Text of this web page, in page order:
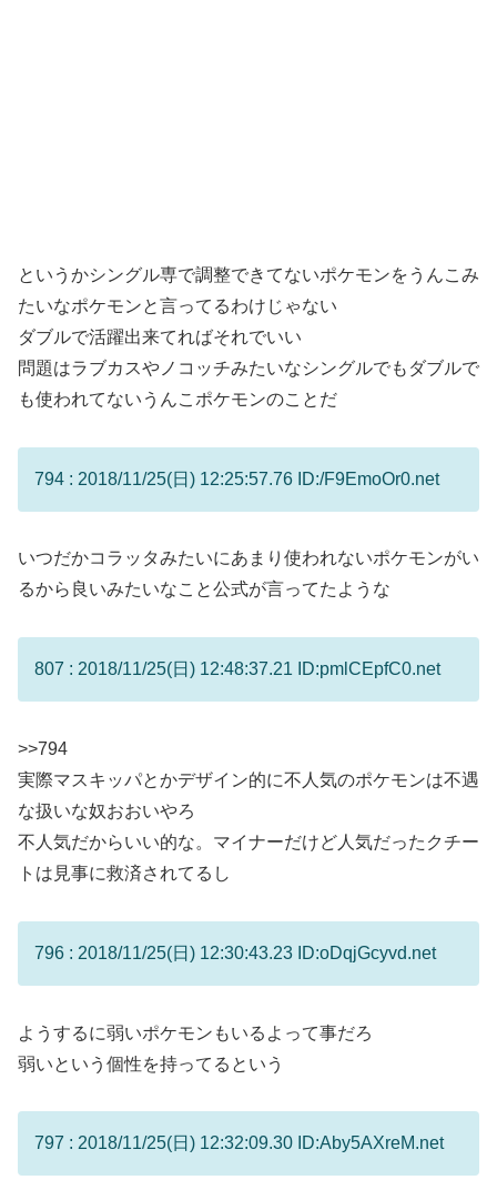
というかシングル専で調整できてないポケモンをうんこみ
たいなポケモンと言ってるわけじゃない
ダブルで活躍出来てればそれでいい
問題はラブカスやノコッチみたいなシングルでもダブルで
も使われてないうんこポケモンのことだ
794 : 2018/11/25(日) 12:25:57.76 ID:/F9EmoOr0.net
いつだかコラッタみたいにあまり使われないポケモンがい
るから良いみたいなこと公式が言ってたような
807 : 2018/11/25(日) 12:48:37.21 ID:pmlCEpfC0.net
>>794
実際マスキッパとかデザイン的に不人気のポケモンは不遇
な扱いな奴おおいやろ
不人気だからいい的な。マイナーだけど人気だったクチー
トは見事に救済されてるし
796 : 2018/11/25(日) 12:30:43.23 ID:oDqjGcyvd.net
ようするに弱いポケモンもいるよって事だろ
弱いという個性を持ってるという
797 : 2018/11/25(日) 12:32:09.30 ID:Aby5AXreM.net